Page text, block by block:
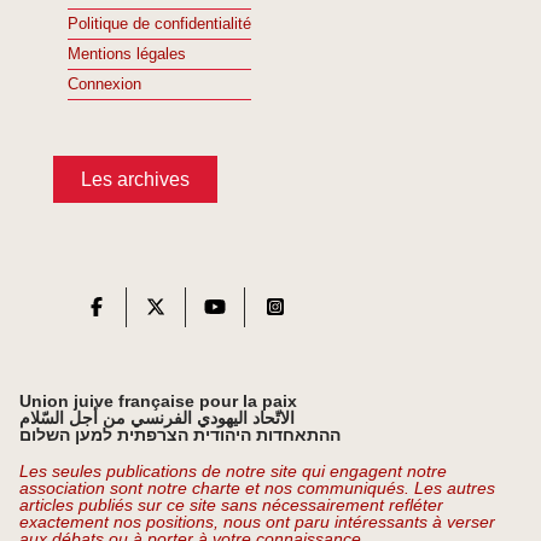
Politique de confidentialité
Mentions légales
Connexion
Les archives
Union juive française pour la paix
الاتّحاد اليهودي الفرنسي من أجل السّلام
ההתאחדות היהודית הצרפתית למען השלום
Les seules publications de notre site qui engagent notre
association sont notre charte et nos communiqués. Les autres
articles publiés sur ce site sans nécessairement refléter
exactement nos positions, nous ont paru intéressants à verser